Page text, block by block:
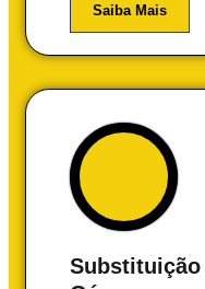
Saiba Mais
Substituição